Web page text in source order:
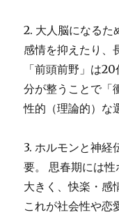
2. 大人脳になるた
感情を抑えたり、
「前頭前野」は
分が整うことで「
性的（理論的）な
3. ホルモンと神経
要。 思春期には
大きく、快楽・感
これが社会性や恋